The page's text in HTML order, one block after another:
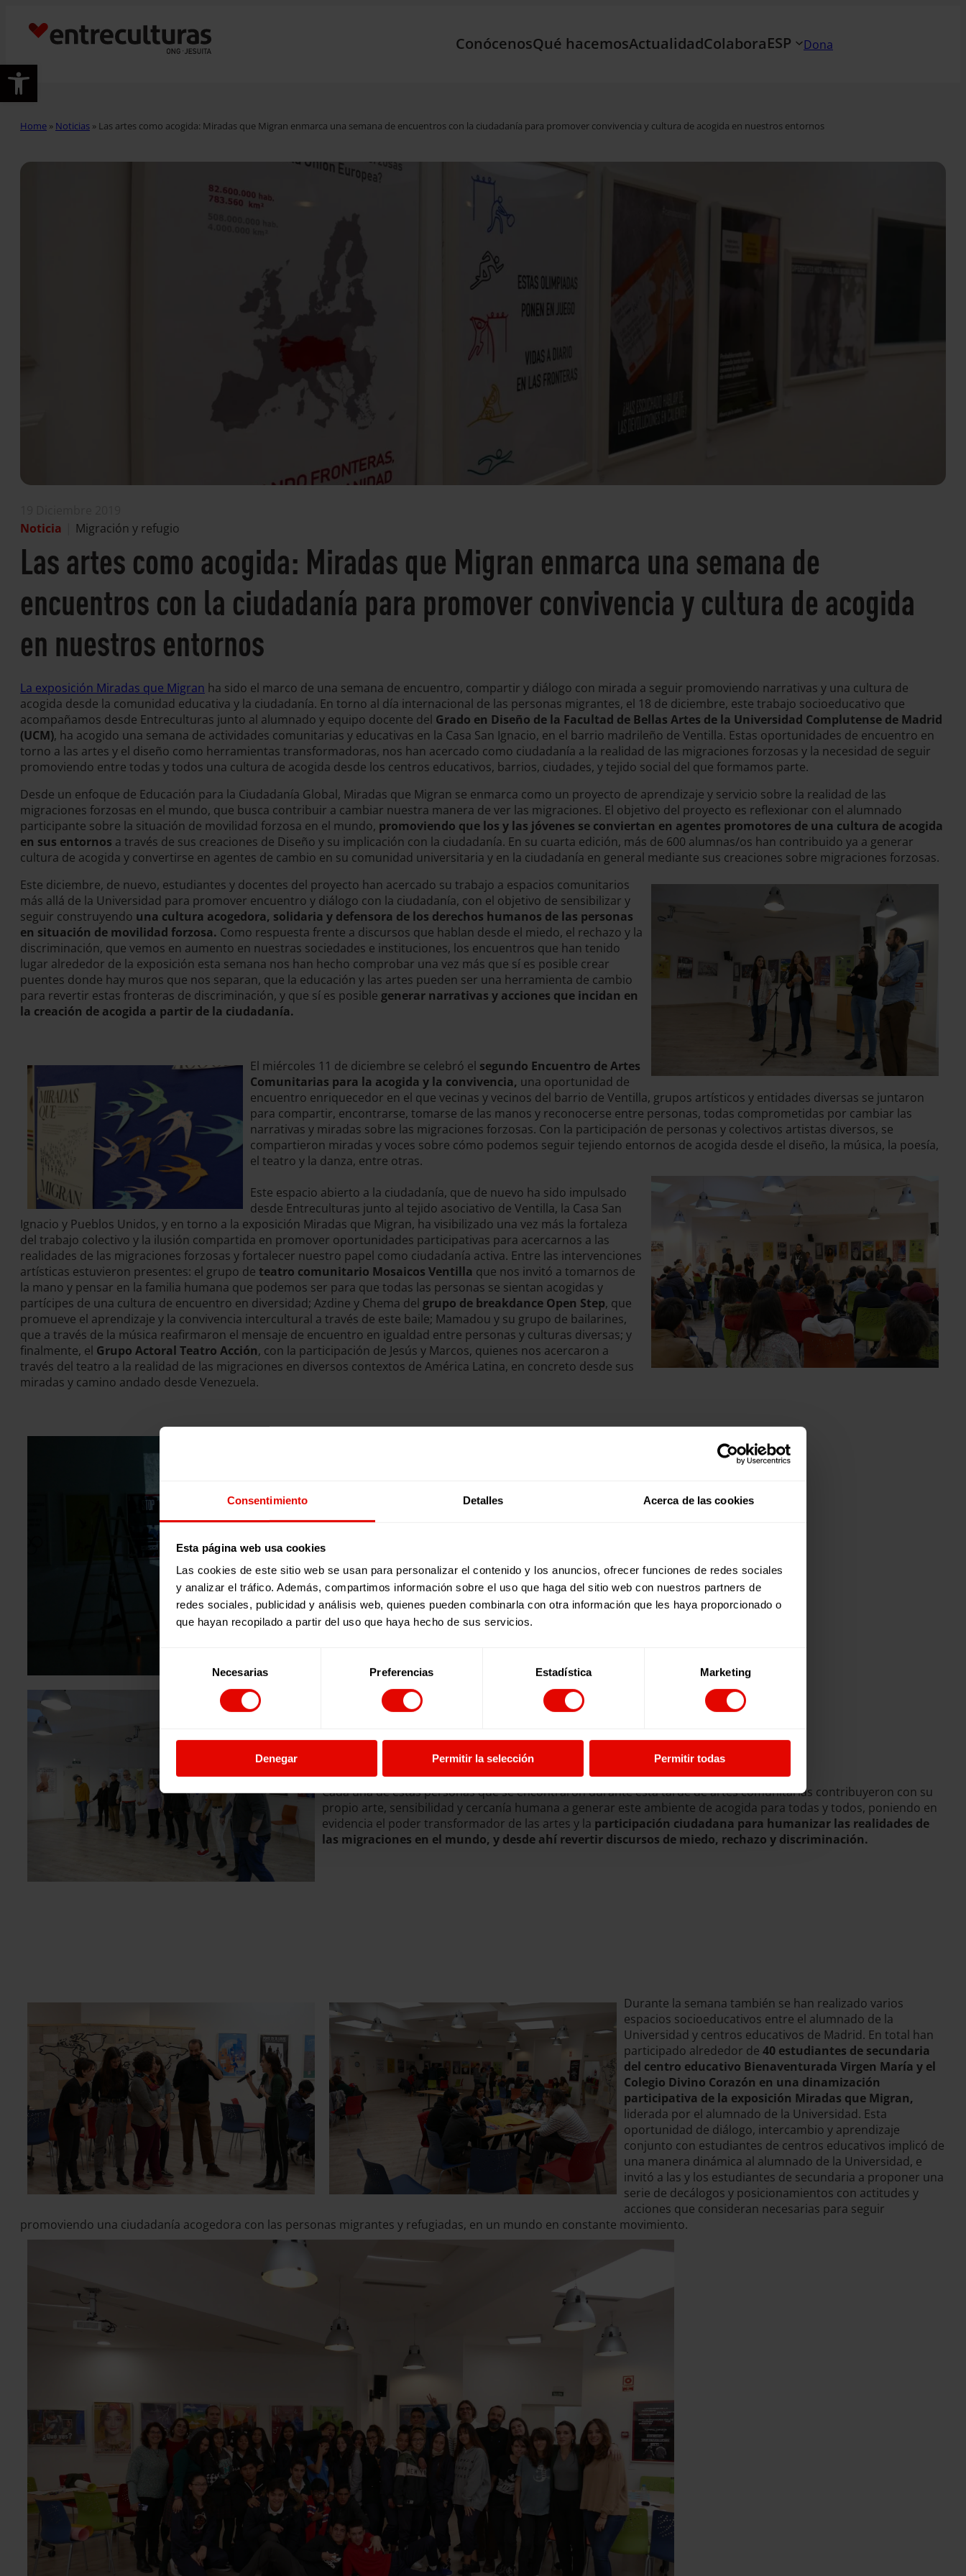
Consentimiento Detalles Acerca de las cookies
Esta página web usa cookies
Las cookies de este sitio web se usan para personalizar el contenido y los anuncios, ofrecer funciones de redes sociales
y analizar el tráfico. Además, compartimos información sobre el uso que haga del sitio web con nuestros partners de
redes sociales, publicidad y análisis web, quienes pueden combinarla con otra información que les haya proporcionado o
que hayan recopilado a partir del uso que haya hecho de sus servicios.
consentimiento
Necesarias Preferencias Estadística Marketing
Denegar Permitir la selección Permitir todas
Abrir barra de herramientas
ConócenosQué hacemosActualidadColaboraESP Dona
Home » Noticias » Las artes como acogida: Miradas que Migran enmarca una semana de encuentros con la ciudadanía para promover convivencia y cultura de acogida en nuestros entornos
Noticia
Migración y refugio
Las artes como acogida: Miradas que Migran enmarca una semana de
encuentros con la ciudadanía para promover convivencia y cultura de acogida
en nuestros entornos
La exposición Miradas que Migran ha sido el marco de una semana de encuentro, compartir y diálogo con mirada a seguir promoviendo narrativas y una cultura de
acogida desde la comunidad educativa y la ciudadanía. En torno al día internacional de las personas migrantes, el 18 de diciembre, este trabajo socioeducativo que
acompañamos desde Entreculturas junto al alumnado y equipo docente del Grado en Diseño de la Facultad de Bellas Artes de la Universidad Complutense de Madrid
(UCM), ha acogido una semana de actividades comunitarias y educativas en la Casa San Ignacio, en el barrio madrileño de Ventilla. Estas oportunidades de encuentro en
torno a las artes y el diseño como herramientas transformadoras, nos han acercado como ciudadanía a la realidad de las migraciones forzosas y la necesidad de seguir
promoviendo entre todas y todos una cultura de acogida desde los centros educativos, barrios, ciudades, y tejido social del que formamos parte.
Desde un enfoque de Educación para la Ciudadanía Global, Miradas que Migran se enmarca como un proyecto de aprendizaje y servicio sobre la realidad de las
migraciones forzosas en el mundo, que busca contribuir a cambiar nuestra manera de ver las migraciones. El objetivo del proyecto es reflexionar con el alumnado
participante sobre la situación de movilidad forzosa en el mundo, promoviendo que los y las jóvenes se conviertan en agentes promotores de una cultura de acogida
en sus entornos a través de sus creaciones de Diseño y su implicación con la ciudadanía. En su cuarta edición, más de 600 alumnas/os han contribuido ya a generar
cultura de acogida y convertirse en agentes de cambio en su comunidad universitaria y en la ciudadanía en general mediante sus creaciones sobre migraciones forzosas.
Este diciembre, de nuevo, estudiantes y docentes del proyecto han acercado su trabajo a espacios comunitarios
más allá de la Universidad para promover encuentro y diálogo con la ciudadanía, con el objetivo de sensibilizar y
seguir construyendo una cultura acogedora, solidaria y defensora de los derechos humanos de las personas
en situación de movilidad forzosa. Como respuesta frente a discursos que hablan desde el miedo, el rechazo y la
discriminación, que vemos en aumento en nuestras sociedades e instituciones, los encuentros que han tenido
lugar alrededor de la exposición esta semana nos han hecho comprobar una vez más que sí es posible crear
puentes donde hay muros que nos separan, que la educación y las artes pueden ser una herramienta de cambio
para revertir estas fronteras de discriminación, y que sí es posible generar narrativas y acciones que incidan en
la creación de acogida a partir de la ciudadanía.
El miércoles 11 de diciembre se celebró el segundo Encuentro de Artes
Comunitarias para la acogida y la convivencia, una oportunidad de
encuentro enriquecedor en el que vecinas y vecinos del barrio de Ventilla, grupos artísticos y entidades diversas se juntaron
para compartir, encontrarse, tomarse de las manos y reconocerse entre personas, todas comprometidas por cambiar las
narrativas y miradas sobre las migraciones forzosas. Con la participación de personas y colectivos artistas diversos, se
compartieron miradas y voces sobre cómo podemos seguir tejiendo entornos de acogida desde el diseño, la música, la poesía,
el teatro y la danza, entre otras.
Este espacio abierto a la ciudadanía, que de nuevo ha sido impulsado
desde Entreculturas junto al tejido asociativo de Ventilla, la Casa San
Ignacio y Pueblos Unidos, y en torno a la exposición Miradas que Migran, ha visibilizado una vez más la fortaleza
del trabajo colectivo y la ilusión compartida en promover oportunidades participativas para acercarnos a las
realidades de las migraciones forzosas y fortalecer nuestro papel como ciudadanía activa. Entre las intervenciones
artísticas estuvieron presentes: el grupo de teatro comunitario Mosaicos Ventilla que nos invitó a tomarnos de
la mano y pensar en la familia humana que podemos ser para que todas las personas se sientan acogidas y
partícipes de una cultura de encuentro en diversidad; Azdine y Chema del grupo de breakdance Open Step, que
promueve el aprendizaje y la convivencia intercultural a través de este baile; Mamadou y su grupo de bailarines,
que a través de la música reafirmaron el mensaje de encuentro en igualdad entre personas y culturas diversas; y
finalmente, el Grupo Actoral Teatro Acción, con la participación de Jesús y Marcos, quienes nos acercaron a
través del teatro a la realidad de las migraciones en diversos contextos de América Latina, en concreto desde sus
miradas y camino andado desde Venezuela.
Cada una de estas personas que se encontraron durante esta tarde de artes comunitarias contribuyeron con su
propio arte, sensibilidad y cercanía humana a generar este ambiente de acogida para todas y todos, poniendo en
evidencia el poder transformador de las artes y la participación ciudadana para humanizar las realidades de
las migraciones en el mundo, y desde ahí revertir discursos de miedo, rechazo y discriminación.
Durante la semana también se han realizado varios
espacios socioeducativos entre el alumnado de la
Universidad y centros educativos de Madrid. En total han
participado alrededor de 40 estudiantes de secundaria
del centro educativo Bienaventurada Virgen María y el
Colegio Divino Corazón en una dinamización
participativa de la exposición Miradas que Migran,
liderada por el alumnado de la Universidad. Esta
oportunidad de diálogo, intercambio y aprendizaje
conjunto con estudiantes de centros educativos implicó de
una manera dinámica al alumnado de la Universidad, e
invitó a las y los estudiantes de secundaria a proponer una
serie de decálogos y posicionamientos con actitudes y
acciones que consideran necesarias para seguir
promoviendo una ciudadanía acogedora con las personas migrantes y refugiadas, en un mundo en constante movimiento.